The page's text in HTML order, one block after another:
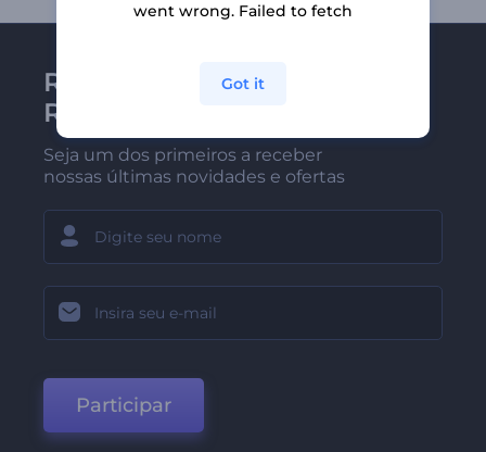
Receba a newsletter da
Renderforest
Seja um dos primeiros a receber
nossas últimas novidades e ofertas
Participar
went wrong. Failed to fetch
Got it